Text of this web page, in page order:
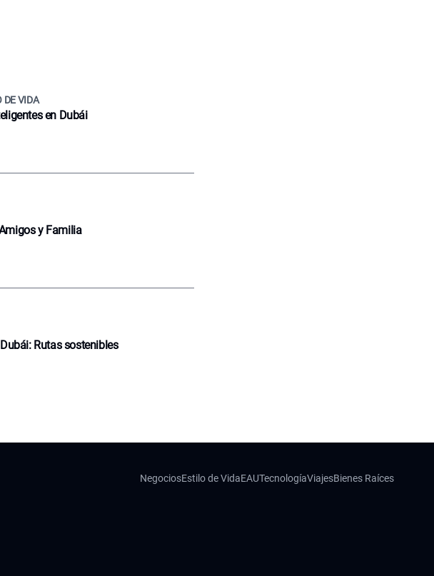
DE VIDA
en Dubái
y Familia
Rutas sostenibles
NegociosEstilo de VidaEAUTecnologíaViajesBienes Raíces